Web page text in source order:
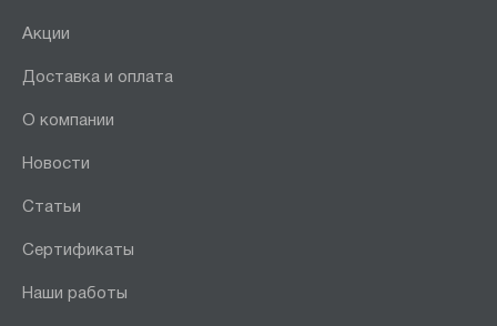
Акции
Доставка и оплата
О компании
Новости
Статьи
Сертификаты
Наши работы